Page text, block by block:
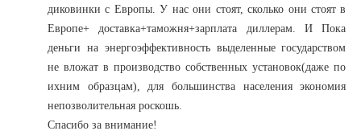
диковинки с Европы. У нас они стоят, сколько они стоят в
Европе+ доставка+таможня+зарплата диллерам. И Пока
деньги на энергоэффективность выделенные государством
не вложат в производство собственных установок(даже по
ихним образцам), для большинства населения экономия
непозволительная роскошь.
Спасибо за внимание!